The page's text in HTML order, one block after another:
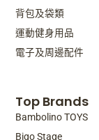
Top Brands
Bambolino TOYS
Bigo Stage
背包及袋類
運動健身用品
電子及周邊配件